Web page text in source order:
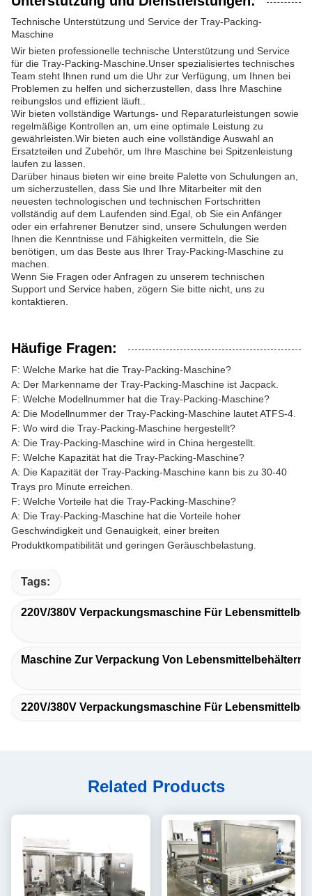
Technische Unterstützung und Service der Tray-Packing-
Maschine
Wir bieten professionelle technische Unterstützung und Service
für die Tray-Packing-Maschine.Unser spezialisiertes technisches
Team steht Ihnen rund um die Uhr zur Verfügung, um Ihnen bei
Problemen zu helfen und sicherzustellen, dass Ihre Maschine
reibungslos und effizient läuft..
Wir bieten vollständige Wartungs- und Reparaturleistungen sowie
regelmäßige Kontrollen an, um eine optimale Leistung zu
gewährleisten.Wir bieten auch eine vollständige Auswahl an
Ersatzteilen und Zubehör, um Ihre Maschine bei Spitzenleistung
laufen zu lassen.
Darüber hinaus bieten wir eine breite Palette von Schulungen an,
um sicherzustellen, dass Sie und Ihre Mitarbeiter mit den
neuesten technologischen und technischen Fortschritten
vollständig auf dem Laufenden sind.Egal, ob Sie ein Anfänger
oder ein erfahrener Benutzer sind, unsere Schulungen werden
Ihnen die Kenntnisse und Fähigkeiten vermitteln, die Sie
benötigen, um das Beste aus Ihrer Tray-Packing-Maschine zu
machen.
Wenn Sie Fragen oder Anfragen zu unserem technischen
Support und Service haben, zögern Sie bitte nicht, uns zu
kontaktieren.
Häufige Fragen:
F: Welche Marke hat die Tray-Packing-Maschine?
A: Der Markenname der Tray-Packing-Maschine ist Jacpack.
F: Welche Modellnummer hat die Tray-Packing-Maschine?
A: Die Modellnummer der Tray-Packing-Maschine lautet ATFS-4.
F: Wo wird die Tray-Packing-Maschine hergestellt?
A: Die Tray-Packing-Maschine wird in China hergestellt.
F: Welche Kapazität hat die Tray-Packing-Maschine?
A: Die Kapazität der Tray-Packing-Maschine kann bis zu 30-40
Trays pro Minute erreichen.
F: Welche Vorteile hat die Tray-Packing-Maschine?
A: Die Tray-Packing-Maschine hat die Vorteile hoher
Geschwindigkeit und Genauigkeit, einer breiten
Produktkompatibilität und geringen Geräuschbelastung.
Tags:
220V/380V Verpackungsmaschine Für
Maschine Zur Verpackung Von Lebensmittelbehältern
220V/380V Verpackungsmaschine Für
Related Products